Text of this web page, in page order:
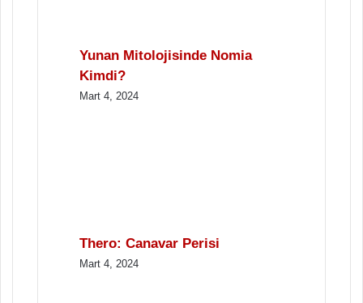
Yunan Mitolojisinde Nomia
Kimdi?
Mart 4, 2024
Thero: Canavar Perisi
Mart 4, 2024